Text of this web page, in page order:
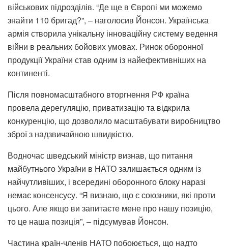
військових підрозділів. “Де ще в Європі ми можемо
знайти 110 бригад?”, – наголосив Йонсон. Українська
армія створила унікальну інноваційну систему ведення
війни в реальних бойових умовах. Ринок оборонної
продукції України став одним із найефективніших на
континенті.
Після повномасштабного вторгнення РФ країна
провела дерегуляцію, приватизацію та відкрила
конкуренцію, що дозволило масштабувати виробництво
зброї з надзвичайною швидкістю.
Водночас шведський міністр визнав, що питання
майбутнього України в НАТО залишається одним із
найчутливіших, і всередині оборонного блоку наразі
немає консенсусу. “Я визнаю, що є союзники, які проти
цього. Але якщо ви запитаєте мене про нашу позицію,
то це наша позиція”, – підсумував Йонсон.
Частина країн-членів НАТО побоюється, що надто